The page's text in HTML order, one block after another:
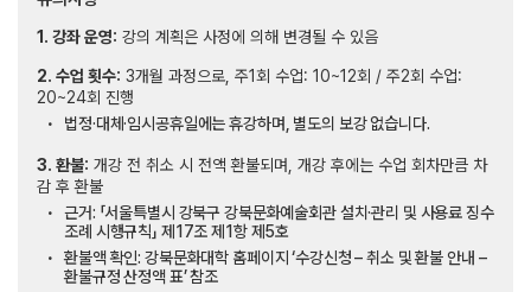
1. 강좌 운영: 강의 계획은 사정에 의해 변경될 수 있음
2. 수업 횟수: 3개월 과정으로, 주1회 수업: 10~12회 / 주2회 수업:
20~24회 진행
법정·대체·임시공휴일에는 휴강하며, 별도의 보강 없습니다.
3. 환불: 개강 전 취소 시 전액 환불되며, 개강 후에는 수업 회차만큼 차
감 후 환불
근거: 「서울특별시 강북구 강북문화예술회관 설치·관리 및 사용료 징수
조례 시행규칙」 제17조 제1항 제5호
환불액 확인: 강북문화대학 홈페이지 ‘수강신청 – 취소 및 환불 안내 –
환불규정 산정액 표’ 참조